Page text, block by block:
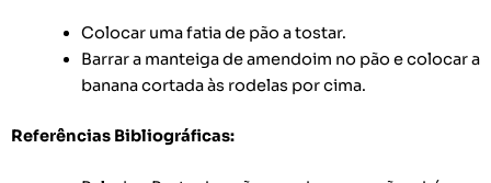
Colocar uma fatia de pão a tostar.
Barrar a manteiga de amendoim no pão e colocar a
banana cortada às rodelas por cima.
Referências Bibliográficas: